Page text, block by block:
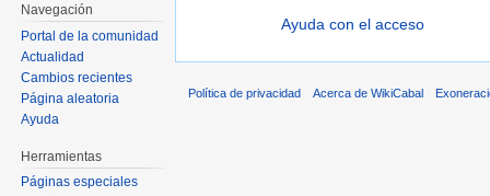
Ayuda con el acceso
Navegación
Portal de la comunidad
Actualidad
Cambios recientes
Página aleatoria
Ayuda
Herramientas
Páginas especiales
Política de privacidad Acerca de WikiCabal